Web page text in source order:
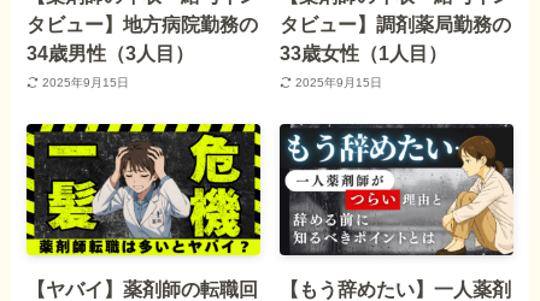
タビュー】地方病院勤務の
34歳男性（3人目）
2025年9月15日
タビュー】調剤薬局勤務の
33歳女性（1人目）
2025年9月15日
【ヤバイ】薬剤師の転職回
【もう辞めたい】一人薬剤